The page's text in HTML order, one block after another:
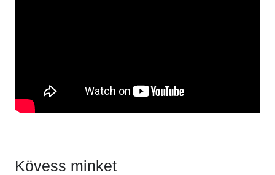
Kövess minket